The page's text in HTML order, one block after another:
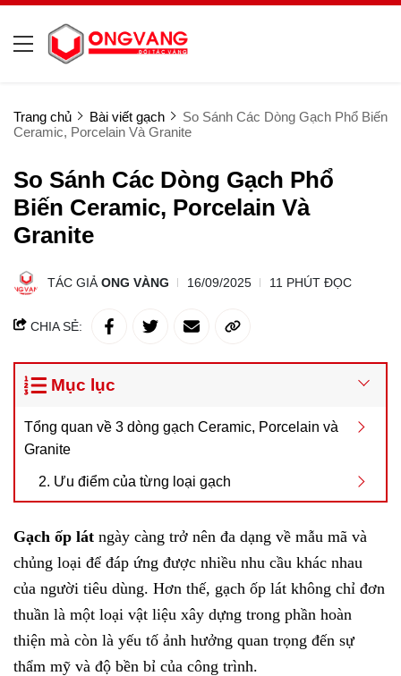
Trang chủ Bài viết gạch
So Sánh Các Dòng Gạch Phổ Biến
Ceramic, Porcelain Và Granite
So Sánh Các Dòng Gạch Phổ
Biến Ceramic, Porcelain Và
Granite
TÁC GIẢ ONG VÀNG 16/09/2025 11 PHÚT ĐỌC
CHIA SẺ:
Mục lục
Tổng quan về 3 dòng gạch Ceramic, Porcelain và
Granite
2. Ưu điểm của từng loại gạch
Gạch ốp lát ngày càng trở nên đa dạng về mẫu mã và
chủng loại để đáp ứng được nhiều nhu cầu khác nhau
của người tiêu dùng. Hơn thế, gạch ốp lát không chỉ đơn
thuần là một loại vật liệu xây dựng trong phần hoàn
thiện mà còn là yếu tố ảnh hưởng quan trọng đến sự
thẩm mỹ và độ bền bỉ của công trình.